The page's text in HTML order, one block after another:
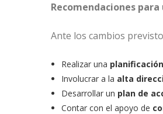
Recomendaciones
Ante los cambios
Realizar una
Involucrar a la alta
Desarrollar un plan de
Contar con el apoyo de